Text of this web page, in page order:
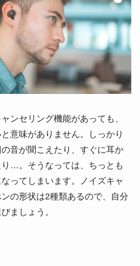
ンセリング機能があっても、
意味がありません。しっかり
音が聞こえたり、すぐに耳か
り…。そうなっては、ちっとも
ってしまいます。ノイズキャ
の形状は2種類あるので、自分
ましょう。